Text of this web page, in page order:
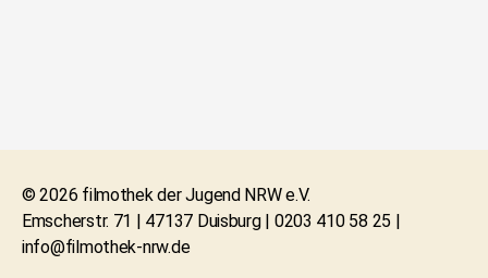
© 2026 filmothek der Jugend NRW e.V.
Emscherstr. 71 | 47137 Duisburg | 0203 410 58 25 |
info@filmothek-nrw.de